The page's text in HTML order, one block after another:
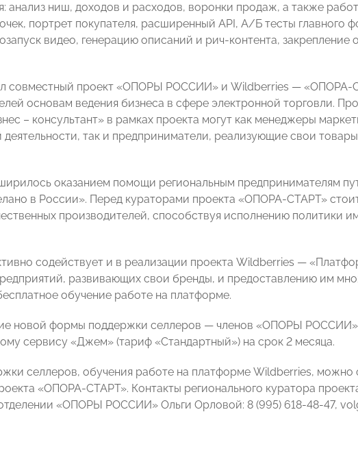
анализ ниш, доходов и расходов, воронки продаж, а также
портрет покупателя, расширенный API, А/Б тесты главного
видео, генерацию описаний и рич-контента, закрепление
совместный проект «ОПОРЫ РОССИИ» и Wildberries — «ОПОРА-
основам ведения бизнеса в сфере электронной торговли.
– консультант» в рамках проекта могут как менеджеры
так и предприниматели, реализующие свои
оказанием помощи региональным предпринимателям
в России». Перед кураторами проекта «ОПОРА-СТАРТ»
производителей, способствуя исполнению политики
содействует и в реализации проекта Wildberries —
развивающих свои бренды, и предоставлению им
обучение работе на платформе.
новой формы поддержки селлеров — членов «ОПОРЫ РОССИИ»
сервису «Джем» (тариф «Стандартный») на срок 2 месяца.
селлеров, обучения работе на платформе Wildberries, можно
«ОПОРА-СТАРТ». Контакты регионального куратора
«ОПОРЫ РОССИИ» Ольги Орловой: 8 (995) 618-48-47,